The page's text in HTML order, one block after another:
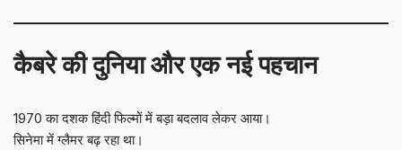
कैबरे की दुनिया और एक नई पहचान
1970 का दशक हिंदी फिल्मों में बड़ा बदलाव लेकर आया।
सिनेमा में ग्लैमर बढ़ रहा था।